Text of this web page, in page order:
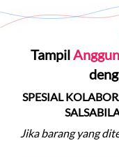
Tampil Anggun
SPESIAL
Jika barang yang